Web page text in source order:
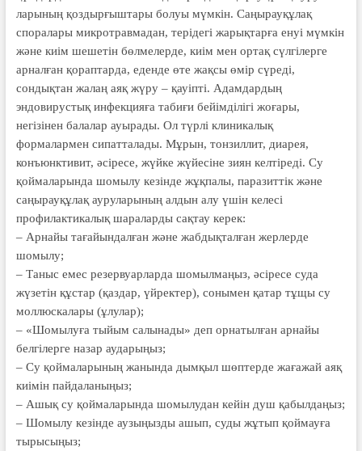
ларының қоздырғыштары болуы мүм­кін. Саңырауқұлақ
споралары мик­ротравмадан, терідегі жарықтарға енуі мүмкін
және киім шешетін бөл­мелер­де, киім мен ортақ сүлгілерге
ар­нал­ған қораптарда, еденде өте жақсы өмір сүреді,
сондықтан жалаң аяқ жүру – қауіп­ті. Адамдардың
эндовирустық инфекцияға табиғи бейімділігі жоғары,
негізінен балалар ауырады. Ол түрлі клиникалық
формалармен сипат­та­лады. Мұрын, тонзиллит, диарея,
конъюнктивит, әсіресе, жүйке жүйесіне зиян келтіреді. Су
қоймаларында шо­мылу кезінде жұқпалы, паразиттік және
саңырауқұлақ ауруларының алдын алу үшін келесі
профилактикалық шараларды сақтау керек:
– Арнайы тағайындалған және жабдықталған жерлерде
шомылу;
– Таныс емес резервуарларда шомылмаңыз, әсіресе суда
жүзетін құстар (қаздар, үйректер), сонымен қатар тұщы су
моллюскалары (ұлулар);
– «Шомылуға тыйым салынады» деп орнатылған арнайы
белгілерге назар аударыңыз;
– Су қой­ма­ларының жанында дымқыл шөптерде жағажай аяқ
киімін пайда­ланыңыз;
– Ашық су қоймаларында шомылу­дан кейін душ қабылдаңыз;
– Шомылу кезінде аузыңызды ашып, суды жұтып қоймауға
тырысыңыз;